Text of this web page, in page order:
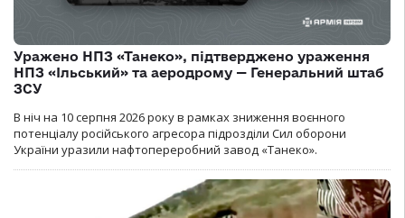
Уражено НПЗ «Танеко», підтверджено ураження
НПЗ «Ільський» та аеродрому — Генеральний штаб
ЗСУ
В ніч на 10 серпня 2026 року в рамках зниження воєнного
потенціалу російського агресора підрозділи Сил оборони
України уразили нафтопереробний завод «Танеко».